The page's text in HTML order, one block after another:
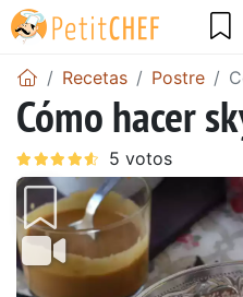
Recetas Postre
Cómo hacer